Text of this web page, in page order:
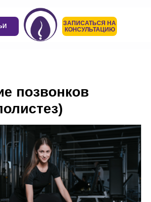
ЗАПИСАТЬСЯ НА
КОНСУЛЬТАЦИЮ
позвонков